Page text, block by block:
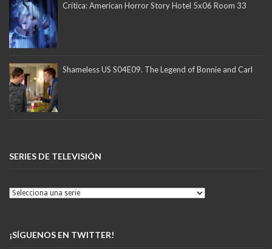
Crítica: American Horror Story Hotel 5x06 Room 33
Shameless US S04E09. The Legend of Bonnie and Carl
SERIES DE TELEVISIÓN
¡SÍGUENOS EN TWITTER!